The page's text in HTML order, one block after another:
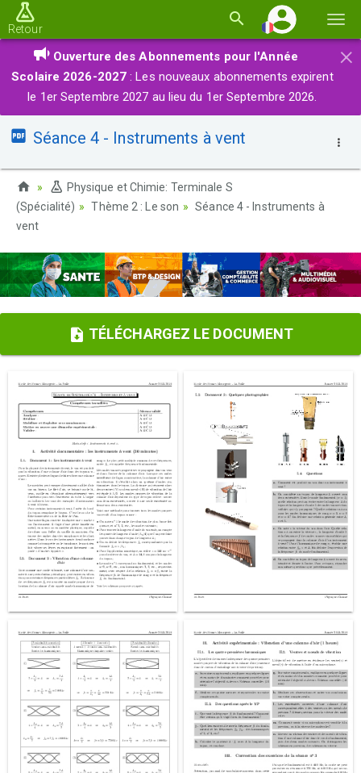
la
Retour
×
Ouverture des Abonnements pour l'Année
Scolaire 2026-2027 : Les nouveaux abonnements expirent
le 1er Septembre 2027 au lieu du 1er Septembre 2026.
Séance 4 - Instruments à vent
Physique et Chimie: Terminale S
(Spécialité)
Thème 2 : Le son
Séance 4 - Instruments à
vent
TÉLÉCHARGEZ LE DOCUMENT